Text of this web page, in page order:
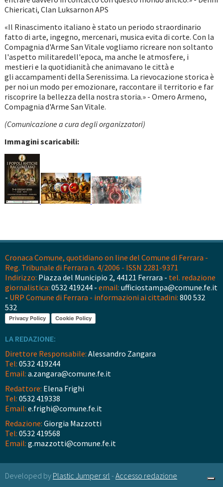
Chiericati, Clan Luksarnon APS
«Il Rinascimento italiano è stato un periodo straordinario
fatto di arte, ingegno, mercenari, musica evita di corte. Con la
Compagnia d'Arme San Vitale vogliamo ricreare non soltanto
l'aspetto militaredell'epoca, ma anche le atmosfere, i
mestieri e la quotidianità che animavano le città e
gli accampamenti della Serenissima. La rievocazione storica è
per noi un modo per emozionare, raccontare il territorio e far
riscoprire la bellezza della nostra storia.» - Omero Armeno,
Compagnia d'Arme San Vitale.
(Comunicazione a cura degli organizzatori)
Immagini scaricabili:
Cronaca Comune, quotidiano on line del Comune di Ferrara -
Reg. Tribunale di Ferrara n. 4/2006 - ISSN 2281-9371
Indirizzo: Piazza del Municipio 2, 44121 Ferrara - tel. redazione
giornalistica: 0532 419244 - email: ufficiostampa@comune.fe.it
- URP Comune di Ferrara - informazioni ai cittadini: 800 532
532
Privacy Policy Cookie Policy
LA REDAZIONE:
Direttore Responsabile: Alessandro Zangara
Tel: 0532 419244
Email: a.zangara@comune.fe.it
Redattore: Elena Frighi
Tel: 0532 419338
Email: e.frighi@comune.fe.it
Redazione: Giorgia Mazzotti
Tel: 0532 419568
Email: g.mazzotti@comune.fe.it
Developed by Plastic Jumper srl - Accesso redazione